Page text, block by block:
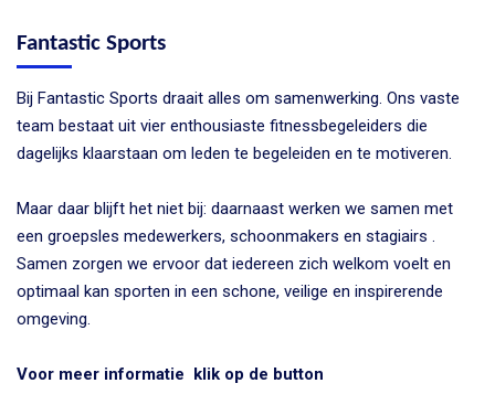
Fantastic Sports
Bij Fantastic Sports draait alles om samenwerking. Ons vaste
team bestaat uit vier enthousiaste fitnessbegeleiders die
dagelijks klaarstaan om leden te begeleiden en te motiveren.
Maar daar blijft het niet bij: daarnaast werken we samen met
een groepsles medewerkers, schoonmakers en stagiairs .
Samen zorgen we ervoor dat iedereen zich welkom voelt en
optimaal kan sporten in een schone, veilige en inspirerende
omgeving.
Voor meer informatie klik op de button